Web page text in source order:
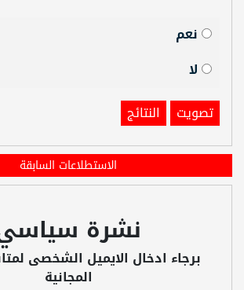
نعم
لا
تصويت
النتائج
الاستطلاعات السابقة
نشرة
برجاء ادخال الايميل الشخصى
المجانية